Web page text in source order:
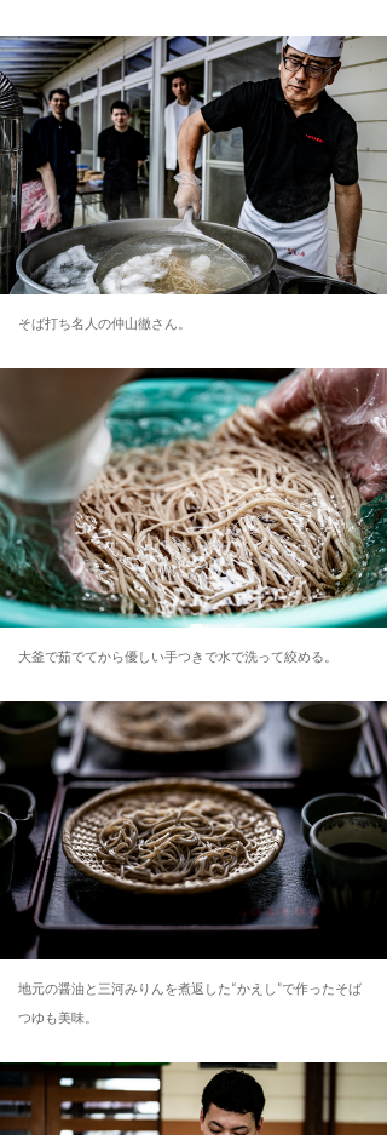
そば打ち名人の仲山徹さん。
大釜で茹でてから優しい手つきで水で洗って絞める。
地元の醤油と三河みりんを煮返した“かえし”で作ったそば
つゆも美味。